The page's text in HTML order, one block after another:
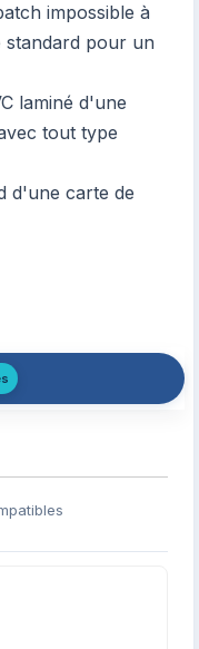
impossible à
standard pour un
laminé d'une
tout type
d'une carte de